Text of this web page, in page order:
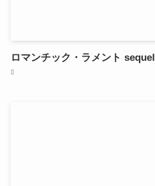
ロマンチック・ラメント sequel